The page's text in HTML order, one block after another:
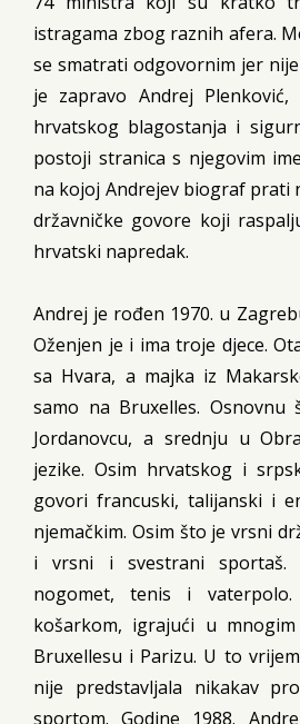
istragama zbog raznih afera.
se smatrati odgovornim jer
je zapravo Andrej
hrvatskog blagostanja i
postoji stranica s njegovim
na kojoj Andrejev biograf prati
državničke govore koji
hrvatski napredak.
Andrej je rođen 1970. u
Oženjen je i ima troje djece.
sa Hvara, a majka iz
samo na Bruxelles. Osnovnu
Jordanovcu, a srednju u
jezike. Osim hrvatskog i
govori francuski, talijanski i
njemačkim. Osim što je vrsni
i vrsni i svestrani sportaš.
nogomet, tenis i
košarkom, igrajući u
Bruxellesu i Parizu. U to
nije predstavljala nikakav
sportom. Godine 1988.